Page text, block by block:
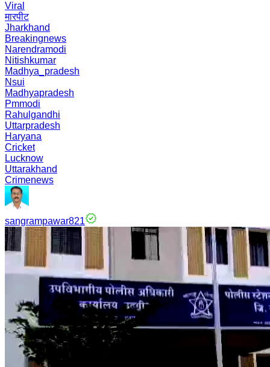
Viral
मारपीट
Jharkhand
Breakingnews
Narendramodi
Nitishkumar
Madhya_pradesh
Nsui
Madhyapradesh
Pmmodi
Rahulgandhi
Uttarpradesh
Haryana
Cricket
Lucknow
Uttarakhand
Crimenews
sangrampawar821